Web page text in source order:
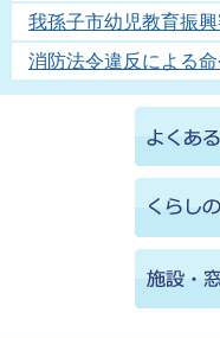
我孫子市幼児教育振
消防法令違反による